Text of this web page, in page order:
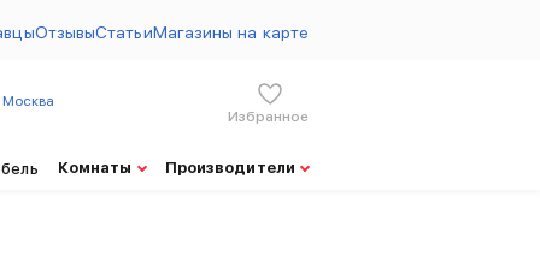
ОтзывыСтатьиМагазины на карте
Москва
Избранное
Комнаты Производители